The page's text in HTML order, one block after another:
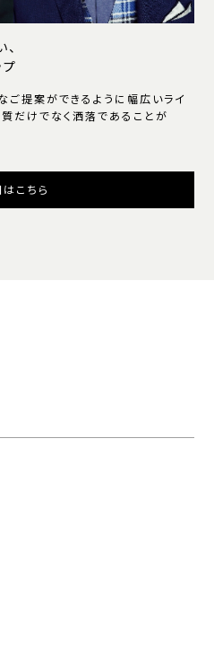
ご提案ができるように幅広いライ
質だけでなく洒落であることが
こちら